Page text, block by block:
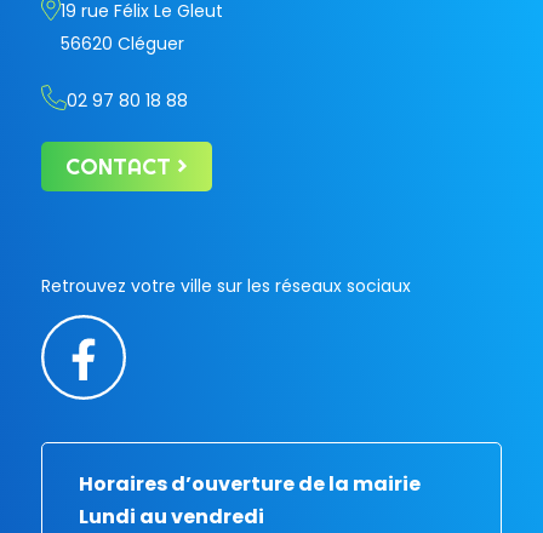
19 rue Félix Le Gleut
56620 Cléguer
02 97 80 18 88
CONTACT
Retrouvez votre ville sur les réseaux sociaux
Horaires d’ouverture de la mairie
Lundi au vendredi